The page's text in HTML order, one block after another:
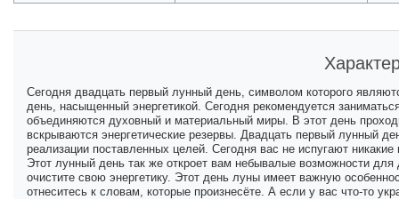
Сегодня двадцать первый лунный день, символом которого
день, насыщенный энергетикой. Сегодня рекомендуется
объединяются духовный и материальный миры. В этот день
вскрываются энергетические резервы. Двадцать первый лунный
реализации поставленных целей. Сегодня вас не испугают
Этот лунный день так же откроет вам небывалые возможности для
очистите свою энергетику. Этот день луны имеет важную
отнеситесь к словам, которые произнесёте. А если у вас что-то